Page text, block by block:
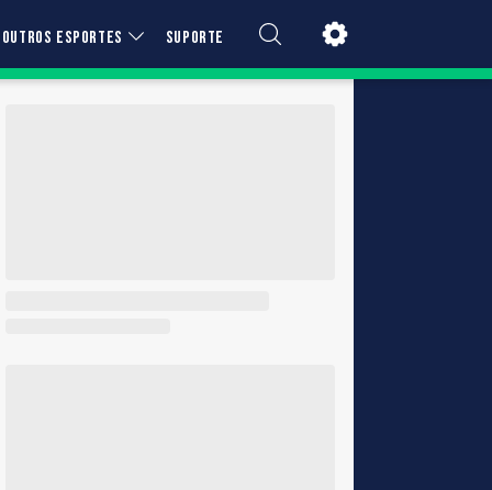
OUTROS ESPORTES SUPORTE